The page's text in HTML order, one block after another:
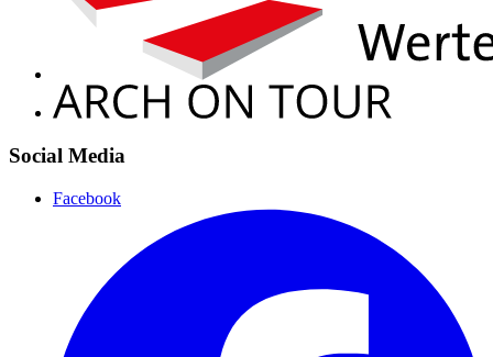
Social Media
Facebook